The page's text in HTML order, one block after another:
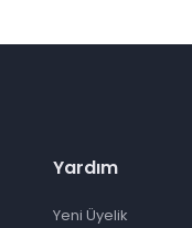
Yardım
Yeni Üyelik